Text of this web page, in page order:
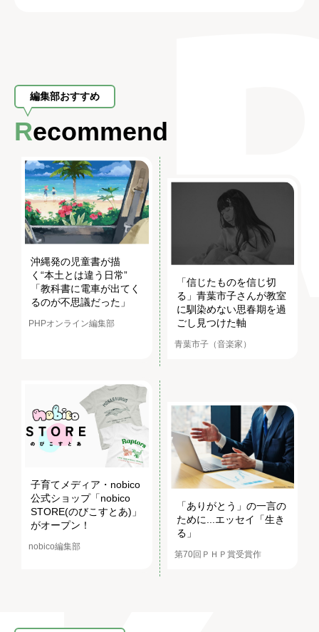
編集部おすすめ
Recommend
沖縄発の児童書が描
く“本土とは違う日常”
「教科書に電車が出てく
るのが不思議だった」
PHPオンライン編集部
「信じたものを信じ切
る」青葉市子さんが教室
に馴染めない思春期を過
ごし見つけた軸
青葉市子（音楽家）
子育てメディア・nobico
公式ショップ「nobico
STORE(のびこすとあ)」
がオープン！
nobico編集部
「ありがとう」の一言の
ために...エッセイ「生き
る」
第70回ＰＨＰ賞受賞作